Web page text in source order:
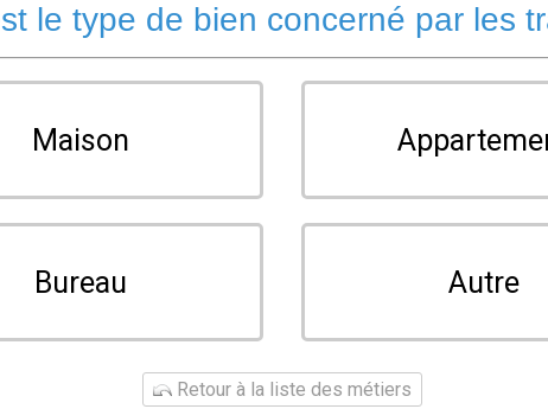
le type de bien concerné par les
Maison
Bureau Autre
Retour à la liste des métiers